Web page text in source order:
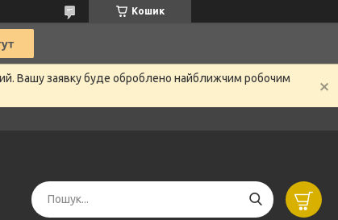
Кошик
Вашу заявку буде оброблено найближчим робочим